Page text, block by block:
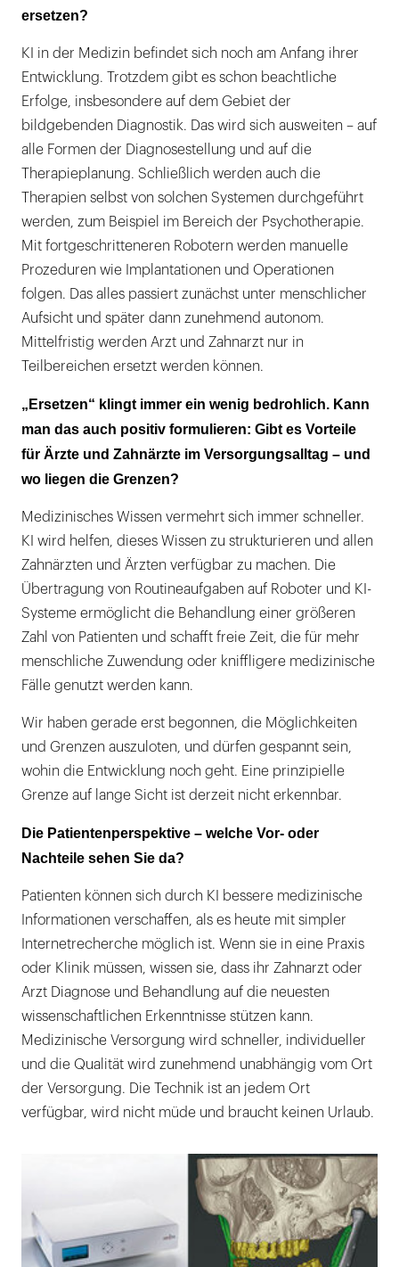
ersetzen?
KI in der Medizin befindet sich noch am Anfang ihrer
Entwicklung. Trotzdem gibt es schon beachtliche
Erfolge, insbesondere auf dem Gebiet der
bildgebenden Diagnostik. Das wird sich ausweiten – auf
alle Formen der Diagnosestellung und auf die
Therapieplanung. Schließlich werden auch die
Therapien selbst von solchen Systemen durchgeführt
werden, zum Beispiel im Bereich der Psychotherapie.
Mit fortgeschritteneren Robotern werden manuelle
Prozeduren wie Implantationen und Operationen
folgen. Das alles passiert zunächst unter menschlicher
Aufsicht und später dann zunehmend autonom.
Mittelfristig werden Arzt und Zahnarzt nur in
Teilbereichen ersetzt werden können.
„Ersetzen“ klingt immer ein wenig bedrohlich. Kann
man das auch positiv formulieren: Gibt es Vorteile
für Ärzte und Zahnärzte im Versorgungsalltag – und
wo liegen die Grenzen?
Medizinisches Wissen vermehrt sich immer schneller.
KI wird helfen, dieses Wissen zu strukturieren und allen
Zahnärzten und Ärzten verfügbar zu machen. Die
Übertragung von Routineaufgaben auf Roboter und KI-
Systeme ermöglicht die Behandlung einer größeren
Zahl von Patienten und schafft freie Zeit, die für mehr
menschliche Zuwendung oder kniffligere medizinische
Fälle genutzt werden kann.
Wir haben gerade erst begonnen, die Möglichkeiten
und Grenzen auszuloten, und dürfen gespannt sein,
wohin die Entwicklung noch geht. Eine prinzipielle
Grenze auf lange Sicht ist derzeit nicht erkennbar.
Die Patientenperspektive – welche Vor- oder
Nachteile sehen Sie da?
Patienten können sich durch KI bessere medizinische
Informationen verschaffen, als es heute mit simpler
Internetrecherche möglich ist. Wenn sie in eine Praxis
oder Klinik müssen, wissen sie, dass ihr Zahnarzt oder
Arzt Diagnose und Behandlung auf die neuesten
wissenschaftlichen Erkenntnisse stützen kann.
Medizinische Versorgung wird schneller, individueller
und die Qualität wird zunehmend unabhängig vom Ort
der Versorgung. Die Technik ist an jedem Ort
verfügbar, wird nicht müde und braucht keinen Urlaub.